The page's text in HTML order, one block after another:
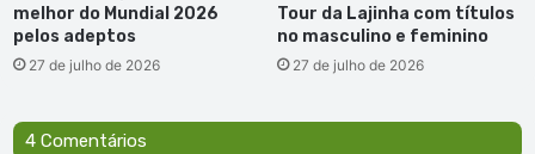
melhor do Mundial 2026
pelos adeptos
27 de julho de 2026
Tour da Lajinha com títulos
no masculino e feminino
27 de julho de 2026
4 Comentários